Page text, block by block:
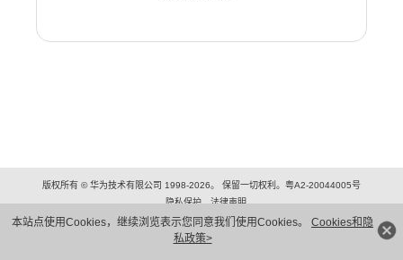
本站点使用Cookies，继续浏览表示您同意我们使用Cookies。 Cookies和隐
私政策>
版权所有 © 华为技术有限公司 1998-2026。 保留一切权利。粤A2-20044005号
隐私保护
法律声明